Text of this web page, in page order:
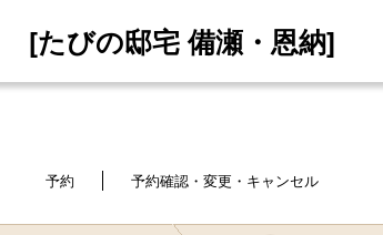
[たびの邸宅 備瀬・恩納]
予約 予約確認・変更・キャンセル